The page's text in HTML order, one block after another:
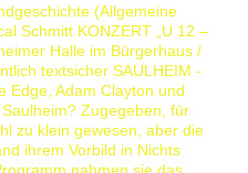
(Allgemeine
Schmitt KONZERT „U 12 –
Halle im Bürgerhaus /
textsicher SAULHEIM -
Edge, Adam Clayton und
Zugegeben, für
zu klein gewesen, aber die
ihrem Vorbild in Nichts